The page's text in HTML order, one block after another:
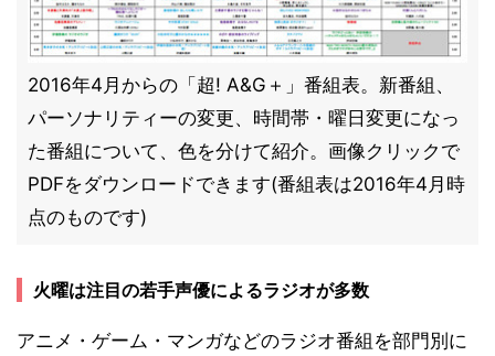
2016年4月からの「超! A&G＋」番組表。新番組、
パーソナリティーの変更、時間帯・曜日変更になっ
た番組について、色を分けて紹介。画像クリックで
PDFをダウンロードできます(番組表は2016年4月時
点のものです)
火曜は注目の若手声優によるラジオが多数
アニメ・ゲーム・マンガなどのラジオ番組を部門別に